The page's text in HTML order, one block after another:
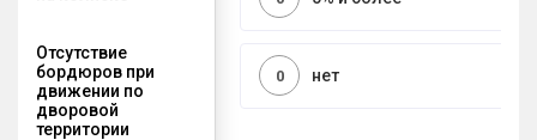
Отсутствие
бордюров при
движении по
дворовой
территории
нет
0